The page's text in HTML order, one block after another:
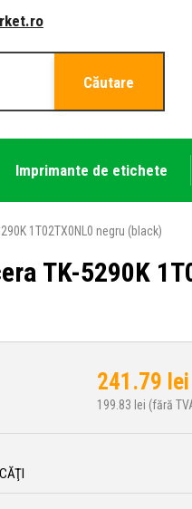
Căutare
Imprimante de etichete
1T02TX0NL0 negru (black)
TK-5290K
241.79 lei
199.83 lei (fără